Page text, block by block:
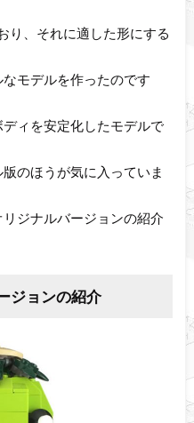
り、それに適した形にする
モデルを作ったのです
ィを安定化したモデルで
のほうが気に入っていま
ジナルバージョンの紹介
ジョンの紹介